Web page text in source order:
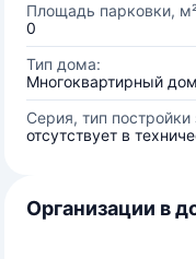
Площадь парковки,
0
Тип дома:
Многоквартирный дом
Серия, тип постройки
отсутствует в
Организации в